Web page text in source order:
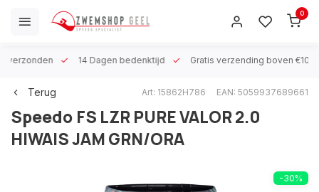
0
verzonden 14 Dagen bedenktijd Gratis verzending boven €100
Terug Art: 15862H786 EAN: 5059937689661
Speedo FS LZR PURE VALOR 2.0
HIWAIS JAM GRN/ORA
-30%